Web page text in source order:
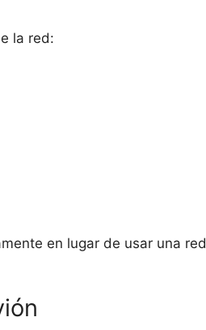
la red:
en lugar de usar una red